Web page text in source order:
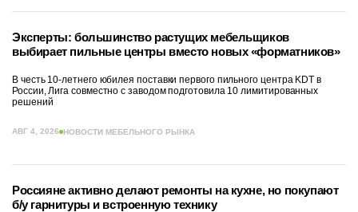
Эксперты: большинство растущих мебельщиков
выбирает пильные центры вместо новых «форматников»
В честь 10-летнего юбилея поставки первого пильного центра KDT в
России, Лига совместно с заводом подготовила 10 лимитированных
решений
АВГ 4, 2026 НОВОСТИ МЕБЕЛЬНОГО РЫНКА
Россияне активно делают ремонты на кухне, но покупают
б/у гарнитуры и встроенную технику